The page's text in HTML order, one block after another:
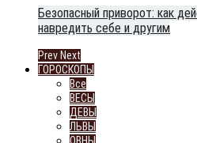
Безопасный приворот: как
навредить себе и другим
Prev Next
ГОРОСКОПЫ
Все
ВЕСЫ
ДЕВЫ
ЛЬВЫ